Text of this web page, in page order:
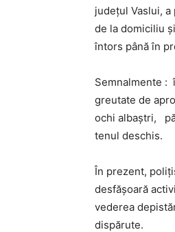
județul Vaslui,
de la domiciliu
întors până în
Semnalmente :
greutate de
ochi albaștri,
tenul deschis.
În prezent,
desfășoară
vederea
dispărute.